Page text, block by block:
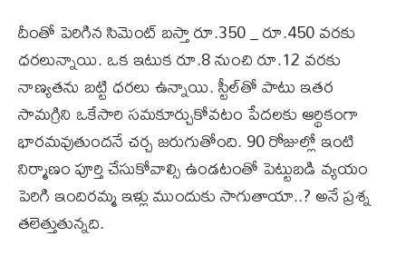
దీంతో పెరిగిన సిమెంట్ బస్తా రూ.350 ‌_‌ రూ.450 వరకు
ధరలున్నాయి. ఒక ఇటుక రూ.8 నుంచి రూ.12 వరకు
నాణ్యతను బట్టి ధరలు ఉన్నాయి. స్టీల్​తో పాటు ఇతర
సామగ్రిని ఒకేసారి సమకూర్చుకోవటం పేదలకు ఆర్థికంగా
భారమవుతుందనే చర్చ జరుగుతోంది. 90 రోజుల్లో ఇంటి
నిర్మాణం పూర్తి చేసుకోవాల్సి ఉండటంతో పెట్టుబడి వ్యయం
పెరిగి ఇందిరమ్మ ఇళ్లు ముందుకు సాగుతాయా..? అనే ప్రశ్న
తలెత్తుతున్నది.